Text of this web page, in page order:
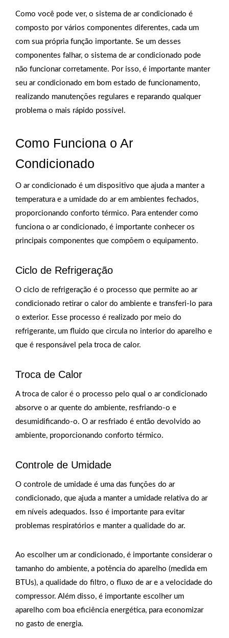
Como você pode ver, o sistema de ar condicionado é
composto por vários componentes diferentes, cada um
com sua própria função importante. Se um desses
componentes falhar, o sistema de ar condicionado pode
não funcionar corretamente. Por isso, é importante manter
seu ar condicionado em bom estado de funcionamento,
realizando manutenções regulares e reparando qualquer
problema o mais rápido possível.
Como Funciona o Ar
Condicionado
O ar condicionado é um dispositivo que ajuda a manter a
temperatura e a umidade do ar em ambientes fechados,
proporcionando conforto térmico. Para entender como
funciona o ar condicionado, é importante conhecer os
principais componentes que compõem o equipamento.
Ciclo de Refrigeração
O ciclo de refrigeração é o processo que permite ao ar
condicionado retirar o calor do ambiente e transferi-lo para
o exterior. Esse processo é realizado por meio do
refrigerante, um fluido que circula no interior do aparelho e
que é responsável pela troca de calor.
Troca de Calor
A troca de calor é o processo pelo qual o ar condicionado
absorve o ar quente do ambiente, resfriando-o e
desumidificando-o. O ar resfriado é então devolvido ao
ambiente, proporcionando conforto térmico.
Controle de Umidade
O controle de umidade é uma das funções do ar
condicionado, que ajuda a manter a umidade relativa do ar
em níveis adequados. Isso é importante para evitar
problemas respiratórios e manter a qualidade do ar.
Ao escolher um ar condicionado, é importante considerar o
tamanho do ambiente, a potência do aparelho (medida em
BTUs), a qualidade do filtro, o fluxo de ar e a velocidade do
compressor. Além disso, é importante escolher um
aparelho com boa eficiência energética, para economizar
no gasto de energia.